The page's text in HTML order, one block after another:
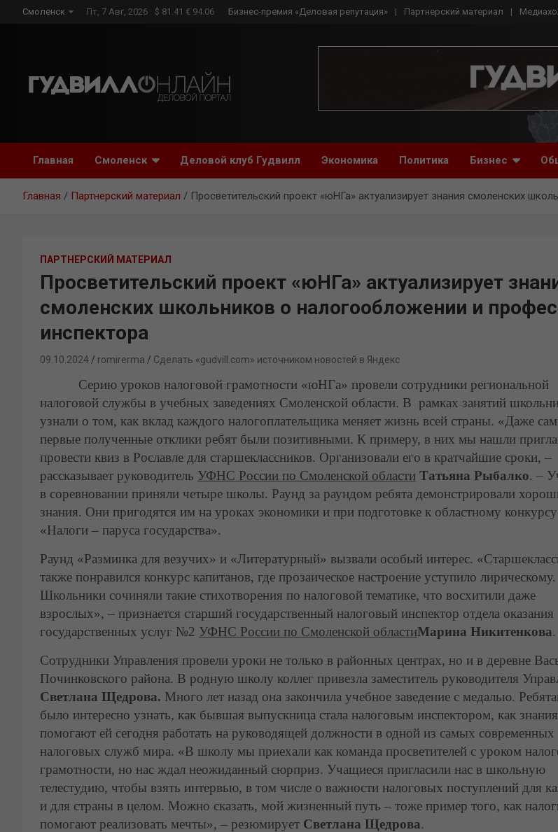
Смоленск Пт, 7 Авг, 2026 $ 81.41 € 94.06 Бизнес-премия «Деловая репутация» Партнерский материал
Главная Смоленск Деловой клуб Гудвилл Экономика Политика Бизнес
Главная Партнерский материал Просветительский проект «юНГа» актуализирует знания смоленских
ПАРТНЕРСКИЙ МАТЕРИАЛ
Просветительский проект «юНГа» актуализирует
смоленских школьников о налогообложении и
инспектора
09.10.2024 romirerma Сделать «gudvill.com» источником новостей в Яндекс
Серию уроков налоговой грамотности «юНГа» провели сотрудники региональной
налоговой службы в учебных заведениях Смоленской области. В рамках занятий
узнали о том, как вклад каждого налогоплательщика меняет жизнь всей страны. «Даже
первые полученные отклики ребят были позитивными. К примеру, в них мы нашли
провести квиз в Рославле для старшеклассников. Организовали его в кратчайшие сроки, –
рассказывает руководитель УФНС России по Смоленской области Татьяна Рыбалко. –
в соревновании приняли четыре школы. Раунд за раундом ребята демонстрировали
знания. Они пригодятся им на уроках экономики и при подготовке к областному конкурсу
«Налоги – паруса государства».
Раунд «Разминка для везучих» и «Литературный» вызвали особый интерес.
также понравился конкурс капитанов, где прозаическое настроение уступило лирическому.
Школьники сочиняли такие стихотворения по налоговой тематике, что восхитили даже
взрослых», – признается старший государственный налоговый инспектор отдела оказания
государственных услуг №2 УФНС России по Смоленской областиМарина Никитенкова
Сотрудники Управления провели уроки не только в районных центрах, но и в деревне
Починковского района. В родную школу коллег привезла заместитель руководителя
Светлана Щедрова. Много лет назад она закончила учебное заведение с медалью.
было интересно узнать, как бывшая выпускница стала налоговым инспектором, как знания
помогают ей сегодня работать на руководящей должности в одной из самых современных
налоговых служб мира. «В школу мы приехали как команда просветителей с уроком
грамотности, но нас ждал неожиданный сюрприз. Учащиеся пригласили нас в школьную
телестудию, чтобы взять интервью, в том числе о важности налоговых поступлений для
и для страны в целом. Можно сказать, мой жизненный путь – тоже пример того, как
помогают реализовать мечты», – резюмирует Светлана Щедрова.